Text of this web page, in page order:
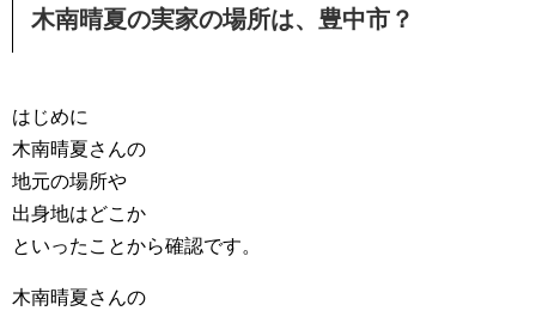
木南晴夏の実家の場所は、豊中市？
はじめに
木南晴夏さんの
地元の場所や
出身地はどこか
といったことから確認です。
木南晴夏さんの